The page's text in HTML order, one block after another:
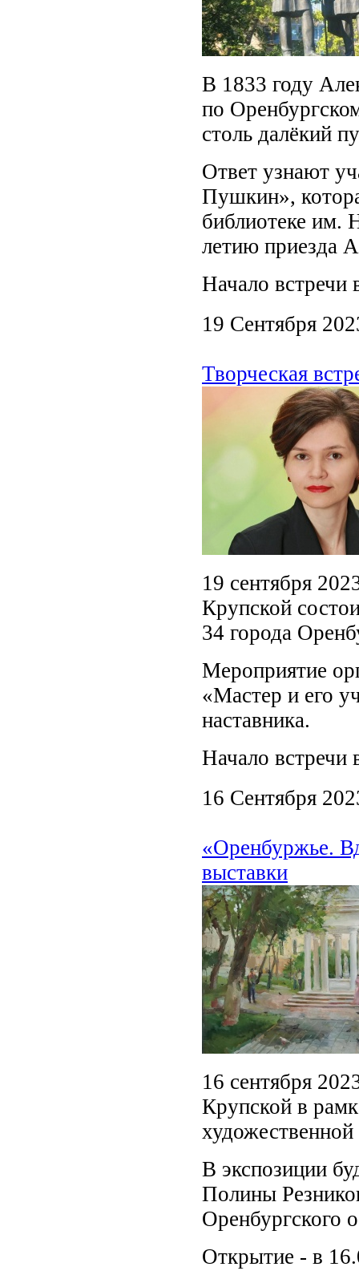
В 1833 году
по
столь далёкий
Ответ узнают
Пушкин»,
библиотеке им.
летию приезда
Начало встречи
19 Сентября
Творческая
19 сентября
Крупской
34 города
Мероприятие
«Мастер и его
наставника.
Начало встречи
16 Сентября
«Оренбуржье.
выставки
16 сентября
Крупской в
В экспозиции
Полины
Оренбургского
Открытие - в